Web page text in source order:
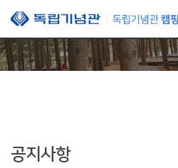
본문 바로가기
공지사항